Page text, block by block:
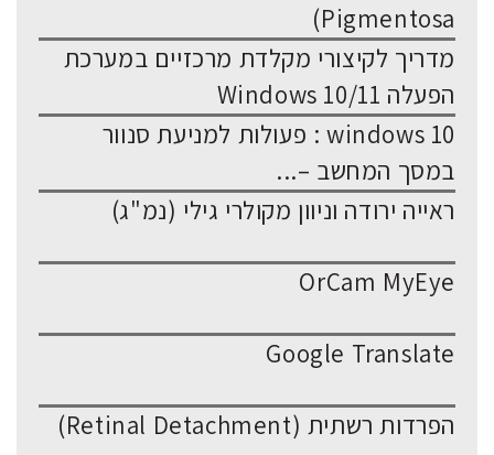
Pigmentosa)
מדריך לקיצורי מקלדת מרכזיים במערכת
הפעלה Windows 10/11
windows 10 : פעולות למניעת סנוור
במסך המחשב –...
ראייה ירודה וניוון מקולרי גילי (נמ"ג)
OrCam MyEye
Google Translate
הפרדות רשתית (Retinal Detachment)